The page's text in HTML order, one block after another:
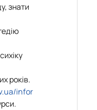
знати
років.
infor